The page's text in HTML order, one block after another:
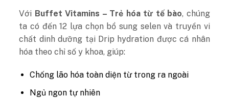
Với Buffet Vitamins – Trẻ hóa từ tế bào, chúng
ta có đến 12 lựa chọn bổ sung selen và truyền vi
chất dinh dưỡng tại Drip hydration được cá nhân
hóa theo chỉ số y khoa, giúp:
Chống lão hóa toàn diện từ trong ra ngoài
Ngủ ngon tự nhiên